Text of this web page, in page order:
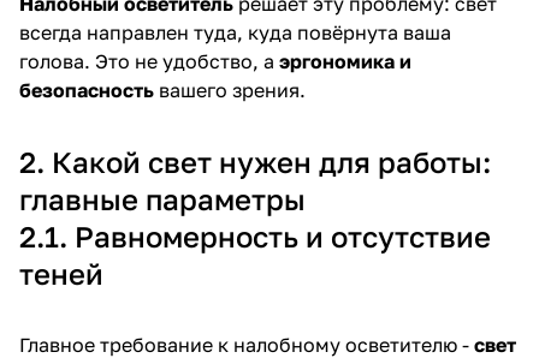
всегда направлен туда, куда повёрнута ваша
голова. Это не удобство, а эргономика и
безопасность вашего зрения.
2. Какой свет нужен для работы:
главные параметры
2.1. Равномерность и отсутствие
теней
Главное требование к налобному осветителю - свет